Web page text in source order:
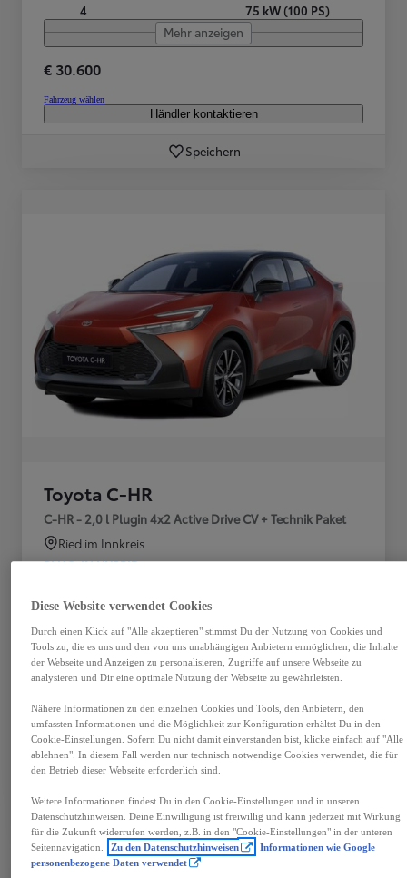
4
75 kW (100 PS)
Mehr anzeigen
€ 30.600
Fahrzeug wählen
Händler kontaktieren
Speichern
Toyota C-HR
C-HR - 2,0 l Plugin 4x2 Active Drive CV + Technik Paket
Ried im Innkreis
PLUG-IN HYBRID
Automatik
Benzin
Türen
5
Leistung
164 kW (223 PS)
Mehr anzeigen
€ 39.990
Fahrzeug wählen
Speichern
Diese Website verwendet Cookies
Durch einen Klick auf "Alle akzeptieren" stimmst Du der Nutzung von Cookies und
Tools zu, die es uns und den von uns unabhängigen Anbietern ermöglichen, die Inhalte
der Webseite und Anzeigen zu personalisieren, Zugriffe auf unsere Webseite zu
analysieren und Dir eine optimale Nutzung der Webseite zu gewährleisten.
Nähere Informationen zu den einzelnen Cookies und Tools, den Anbietern, den
umfassten Informationen und die Möglichkeit zur Konfiguration erhältst Du in den
Cookie-Einstellungen. Sofern Du nicht damit einverstanden bist, klicke einfach auf "Alle
ablehnen". In diesem Fall werden nur technisch notwendige Cookies verwendet, die für
den Betrieb dieser Webseite erforderlich sind.
Weitere Informationen findest Du in den Cookie-Einstellungen und in unseren
Datenschutzhinweisen. Deine Einwilligung ist freiwillig und kann jederzeit mit Wirkung
für die Zukunft widerrufen werden, z.B. in den "Cookie-Einstellungen" in der unteren
Seitennavigation.
Zu den Datenschutzhinweisen
Informationen wie Google
personenbezogene Daten verwendet